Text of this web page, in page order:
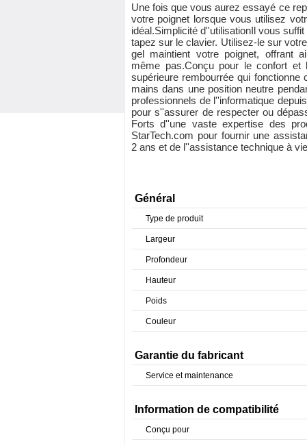
Une fois que vous aurez essayé ce
votre poignet lorsque vous utilisez
idéal.Simplicité d''utilisationIl vous
tapez sur le clavier. Utilisez-le sur
gel maintient votre poignet, offrant
même pas.Conçu pour le confort et
supérieure rembourrée qui
mains dans une position neutre
professionnels de l''informatique
pour s''assurer de respecter ou
Forts d''une vaste expertise des
StarTech.com pour fournir une
2 ans et de l''assistance technique à
Général
Type de produit
Largeur
Profondeur
Hauteur
Poids
Couleur
Garantie du fabricant
Service et maintenance
Information de compatibilité
Conçu pour